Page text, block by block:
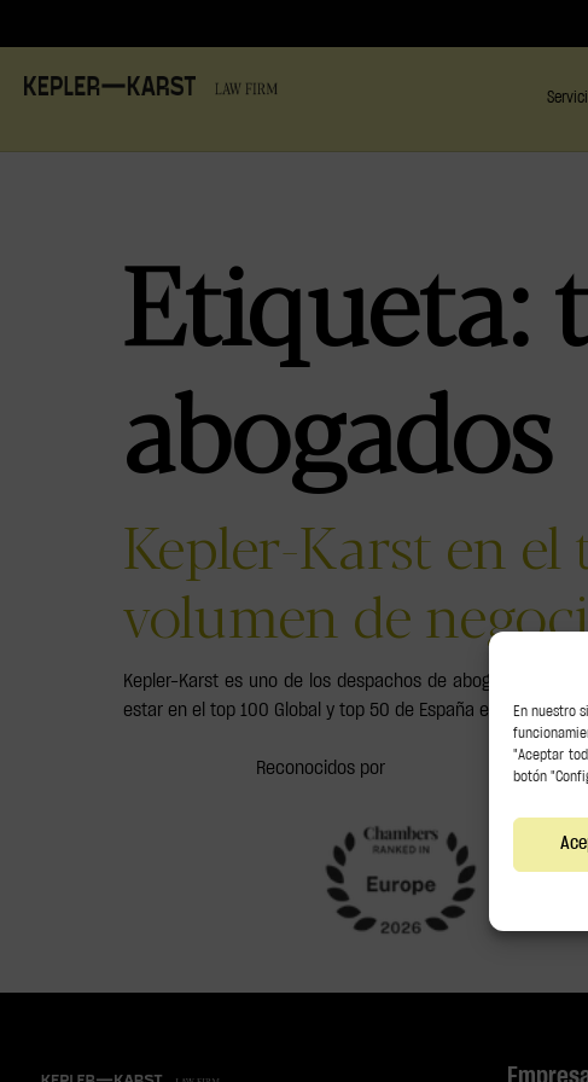
En nuestro
"Aceptar
botón
Etiqueta:
abogados
Kepler-Karst en
volumen de
Kepler-Karst es uno de los despachos de abogados de
estar en el top 100 Global y top 50 de España en volumen
Reconocidos por